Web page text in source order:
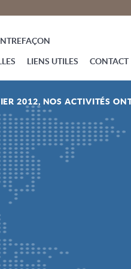
LIENS UTILES CONTACT
2012, NOS ACTIVITÉS